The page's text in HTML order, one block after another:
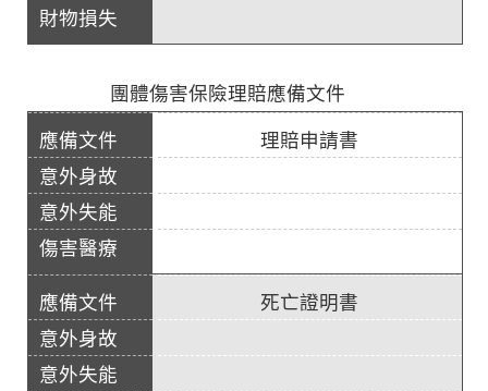
團體傷害保險理賠應備文件
理賠申請書
死亡證明書